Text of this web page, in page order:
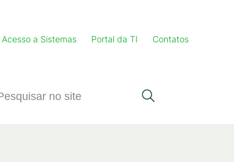
Acesso a Sistemas Portal da TI Contatos